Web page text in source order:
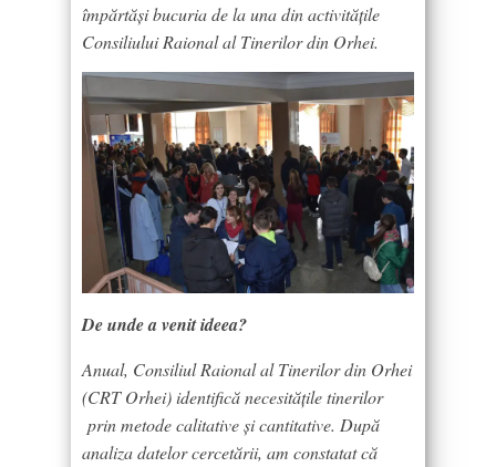
împărtăși bucuria de la una din activitățile
Consiliului Raional al Tinerilor din Orhei.
De unde a venit ideea?
Anual, Consiliul Raional al Tinerilor din Orhei
(CRT Orhei) identifică necesitățile tinerilor
prin metode calitative și cantitative. După
analiza datelor cercetării, am constatat că